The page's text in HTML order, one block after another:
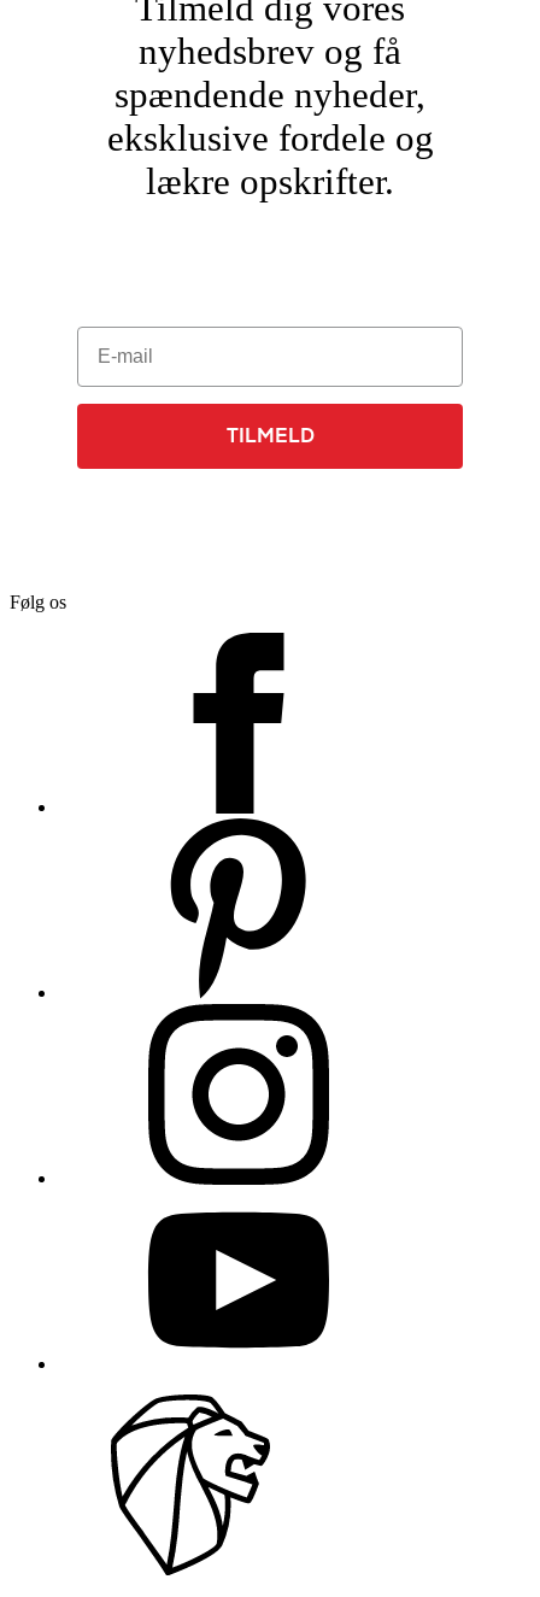
nyhedsbrev og få
spændende nyheder,
eksklusive fordele og
lækre opskrifter.
E-mail
TILMELD
Følg os